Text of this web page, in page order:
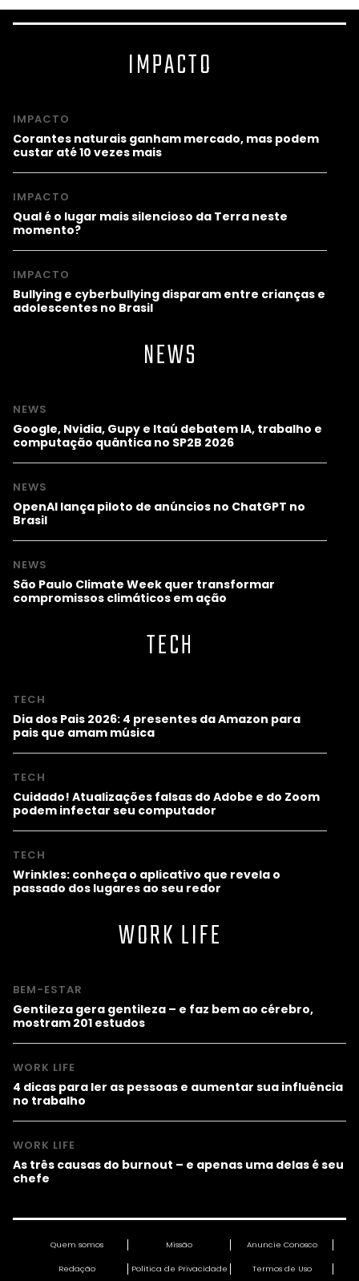
IMPACTO
IMPACTO
Corantes naturais ganham mercado, mas podem
custar até 10 vezes mais
IMPACTO
Qual é o lugar mais silencioso da Terra neste
momento?
IMPACTO
Bullying e cyberbullying disparam entre crianças e
adolescentes no Brasil
NEWS
NEWS
Google, Nvidia, Gupy e Itaú debatem IA, trabalho e
computação quântica no SP2B 2026
NEWS
OpenAI lança piloto de anúncios no ChatGPT no
Brasil
NEWS
São Paulo Climate Week quer transformar
compromissos climáticos em ação
TECH
TECH
Dia dos Pais 2026: 4 presentes da Amazon para
pais que amam música
TECH
Cuidado! Atualizações falsas do Adobe e do Zoom
podem infectar seu computador
TECH
Wrinkles: conheça o aplicativo que revela o
passado dos lugares ao seu redor
WORK LIFE
BEM-ESTAR
Gentileza gera gentileza – e faz bem ao cérebro,
mostram 201 estudos
WORK LIFE
4 dicas para ler as pessoas e aumentar sua influência
no trabalho
WORK LIFE
As três causas do burnout – e apenas uma delas é seu
chefe
Quem somos Missão Anuncie Conosco
Redação Política de Privacidade Termos de Uso